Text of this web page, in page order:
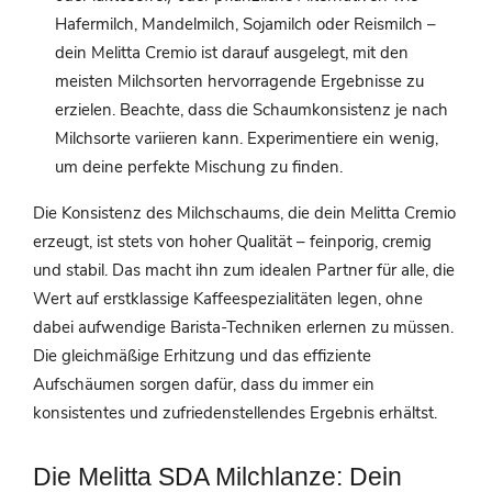
Hafermilch, Mandelmilch, Sojamilch oder Reismilch –
dein Melitta Cremio ist darauf ausgelegt, mit den
meisten Milchsorten hervorragende Ergebnisse zu
erzielen. Beachte, dass die Schaumkonsistenz je nach
Milchsorte variieren kann. Experimentiere ein wenig,
um deine perfekte Mischung zu finden.
Die Konsistenz des Milchschaums, die dein Melitta Cremio
erzeugt, ist stets von hoher Qualität – feinporig, cremig
und stabil. Das macht ihn zum idealen Partner für alle, die
Wert auf erstklassige Kaffeespezialitäten legen, ohne
dabei aufwendige Barista-Techniken erlernen zu müssen.
Die gleichmäßige Erhitzung und das effiziente
Aufschäumen sorgen dafür, dass du immer ein
konsistentes und zufriedenstellendes Ergebnis erhältst.
Die Melitta SDA Milchlanze: Dein